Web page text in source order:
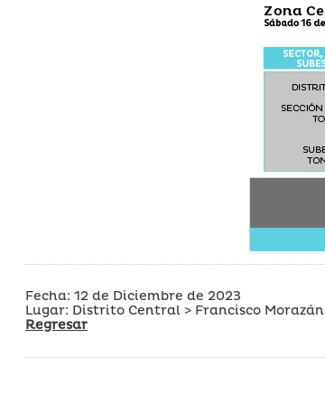
Fecha: 12 de Diciembre de 2023
Lugar: Distrito Central > Francisco Morazán
Regresar